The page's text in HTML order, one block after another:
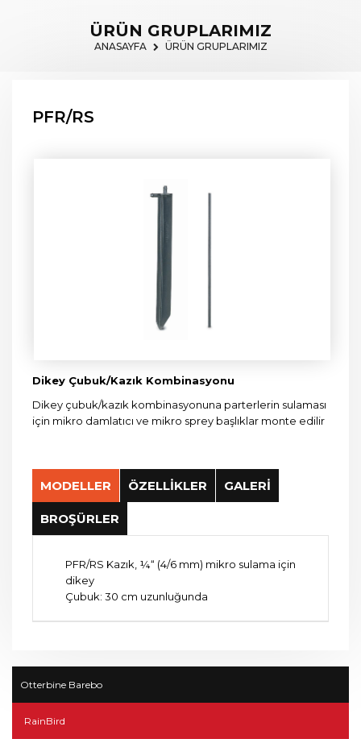
ÜRÜN GRUPLARIMIZ
ANASAYFA ÜRÜN GRUPLARIMIZ
PFR/RS
Dikey Çubuk/Kazık Kombinasyonu
Dikey çubuk/kazık kombinasyonuna parterlerin sulaması
için mikro damlatıcı ve mikro sprey başlıklar monte edilir
MODELLER ÖZELLİKLER GALERİ
BROŞÜRLER
PFR/RS Kazık, ¼“ (4/6 mm) mikro sulama için
dikey
Çubuk: 30 cm uzunluğunda
Otterbine Barebo
RainBird